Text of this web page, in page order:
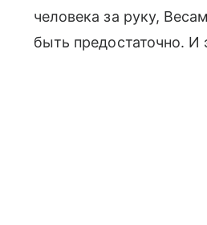
человека за руку,
быть предостаточно. И